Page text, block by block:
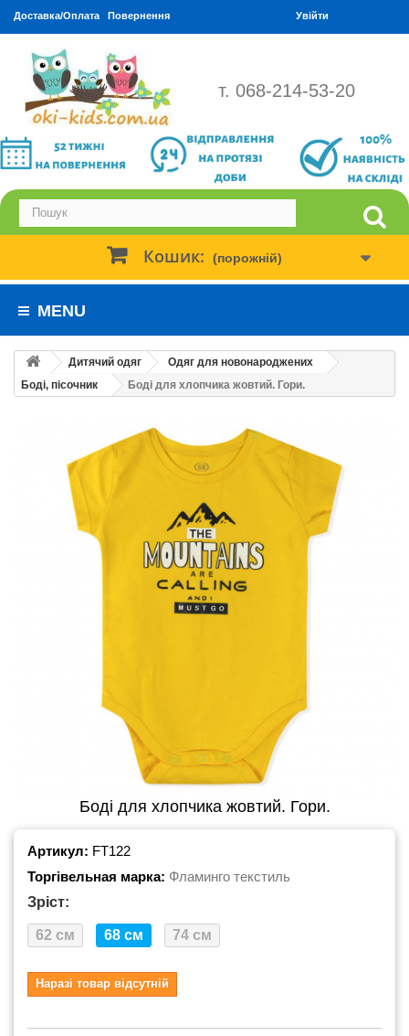
Доставка/Оплата Повернення Увійти
т. 068-214-53-20
Кошик: (порожній)
MENU
Дитячий одяг
Одяг для новонароджених
Боді, пісочник
Боді для хлопчика жовтий. Гори.
Боді для хлопчика жовтий. Гори.
Артикул: FT122
Торгівельная марка: Фламинго текстиль
Зріст:
62 см 68 см 74 см
Наразі товар відсутній